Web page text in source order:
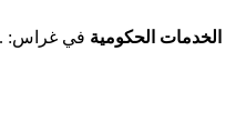
الخدمات الحكومية في غراس: